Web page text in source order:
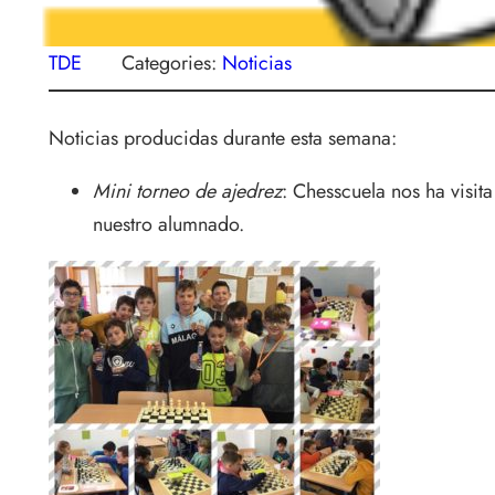
TDE Categories: Noticias
Noticias producidas durante esta semana:
Mini torneo de ajedrez: Chesscuela nos ha
nuestro alumnado.